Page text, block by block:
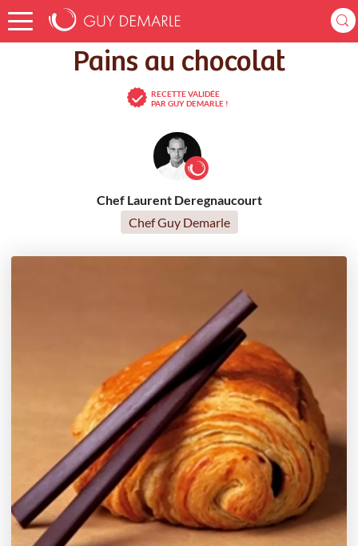
Accueil Recettes Pains au chocolat
Pains au chocolat
RECETTE VALIDÉE
PAR GUY DEMARLE !
Chef Laurent Deregnaucourt
Chef Guy Demarle